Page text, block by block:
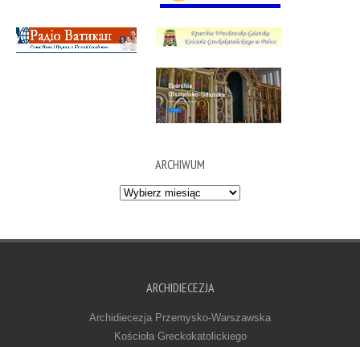
ARCHIWUM
Archiwum
ARCHIDIECEZJA
Archidiecezja Przemysko-Warszawska
Kościoła Greckokatolickiego